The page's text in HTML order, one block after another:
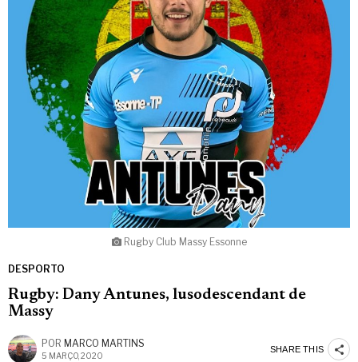
Rugby Club Massy Essonne
DESPORTO
Rugby: Dany Antunes, lusodescendant de
Massy
POR MARCO MARTINS
5 MARÇO, 2020
SHARE THIS